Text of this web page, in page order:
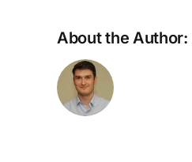
About the Author: